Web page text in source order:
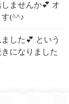
ませんか💕 オ
(^^♪
した💕 という
になりました